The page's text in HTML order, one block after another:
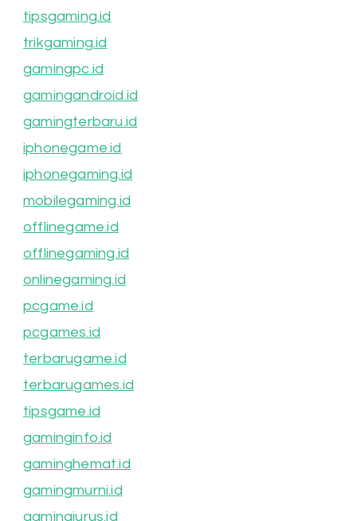
tipsgaming.id
trikgaming.id
gamingpc.id
gamingandroid.id
gamingterbaru.id
iphonegame.id
iphonegaming.id
mobilegaming.id
offlinegame.id
offlinegaming.id
onlinegaming.id
pcgame.id
pcgames.id
terbarugame.id
terbarugames.id
tipsgame.id
gaminginfo.id
gaminghemat.id
gamingmurni.id
gamingjurus.id